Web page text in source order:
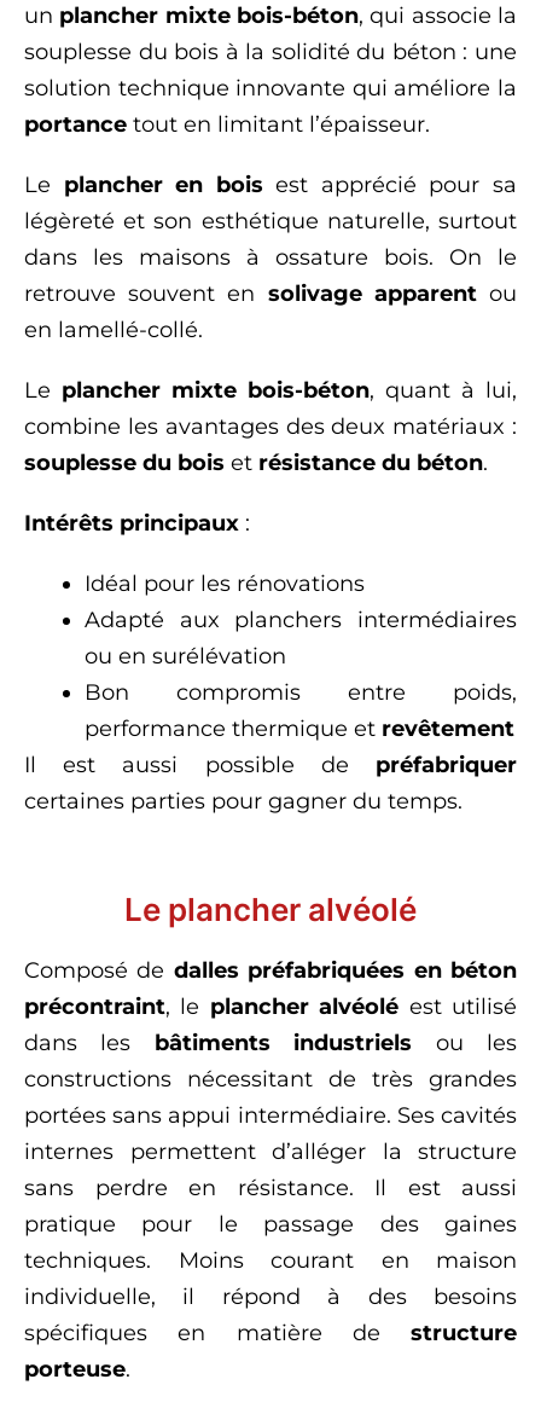
un plancher mixte bois-béton, qui associe la
souplesse du bois à la solidité du béton : une
solution technique innovante qui améliore la
portance tout en limitant l’épaisseur.
Le plancher en bois est apprécié pour sa
légèreté et son esthétique naturelle, surtout
dans les maisons à ossature bois. On le
retrouve souvent en solivage apparentou
en lamellé-collé.
Le plancher mixte bois-béton, quant à lui,
combine les avantages des deux matériaux :
souplesse du bois et résistance du béton.
Intérêts principaux :
Idéal pour les rénovations
Adapté aux planchers intermédiaires
ou en surélévation
Bon compromis entre poids,
performance thermique et revêtement
Il est aussi possible de préfabriquer
certaines parties pour gagner du temps.
Le plancher alvéolé
Composé de dalles préfabriquées en béton
précontraint, le plancher alvéolé est utilisé
dans les bâtiments industriels ou les
constructions nécessitant de très grandes
portées sans appui intermédiaire. Ses cavités
internes permettent d’alléger la structure
sans perdre en résistance. Il est aussi
pratique pour le passage des gaines
techniques. Moins courant en maison
individuelle, il répond à des besoins
spécifiques en matière de structure
porteuse.